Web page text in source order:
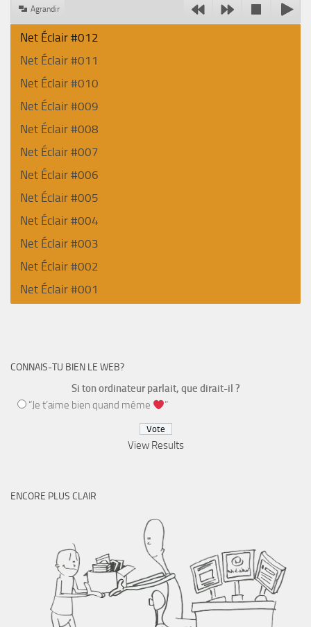
Agrandir
Net Éclair #012
Net Éclair #011
Net Éclair #010
Net Éclair #009
Net Éclair #008
Net Éclair #007
Net Éclair #006
Net Éclair #005
Net Éclair #004
Net Éclair #003
Net Éclair #002
Net Éclair #001
CONNAIS-TU BIEN LE WEB?
Si ton ordinateur parlait, que dirait-il ?
“Je t’aime bien quand même
”
View Results
ENCORE PLUS CLAIR